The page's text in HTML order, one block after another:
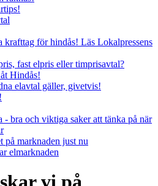
krafttag för hindås! Läs Lokalpressens
fast elpris eller timprisavtal?
Hindås!
elavtal gäller, givetvis!
- bra och viktiga saker att tänka på när
på marknaden just nu
elmarknaden